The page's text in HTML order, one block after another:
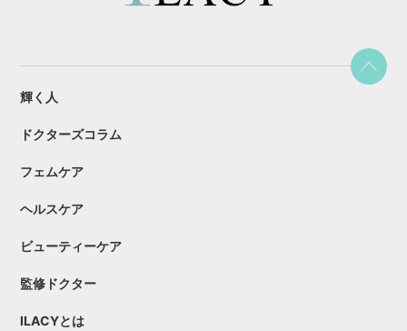
輝く人
ドクターズコラム
フェムケア
ヘルスケア
ビューティーケア
監修ドクター
ILACYとは